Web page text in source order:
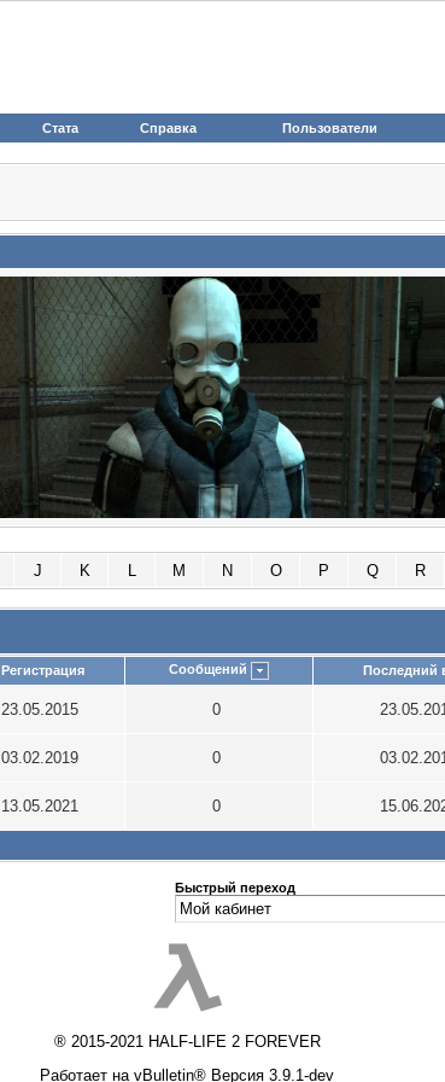
Стата Справка Пользователи
J K L M N O P Q R
Регистрация Сообщений Последний
23.05.2015 0
03.02.2019 0
13.05.2021 0
Быстрый переход
® 2015-2021 HALF-LIFE 2 FOREVER
Работает на vBulletin® Версия 3.9.1-dev